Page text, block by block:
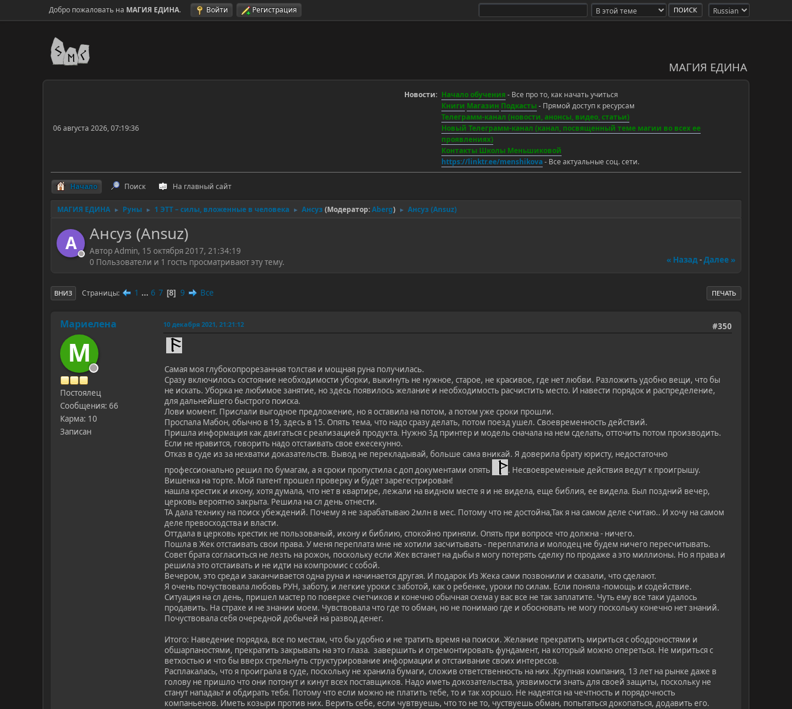
Добро пожаловать на МАГИЯ ЕДИНА. Войти Регистрация
МАГИЯ ЕДИНА
06 августа 2026, 07:19:36
Новости: Начало обучения - Все про то, как начать учиться
Книги Магазин Подкасты - Прямой доступ к ресурсам
Телеграмм-канал (новости, анонсы, видео, статьи)
Новый Телеграмм-канал (канал, посвященный теме магии во всех ее
проявлениях)
Контакты Школы Меньшиковой
https://linktr.ee/menshikova- Все актуальные соц. сети.
Начало Поиск На главный сайт
МАГИЯ ЕДИНА ► Руны ► 1 ЭТТ – силы, вложенные в человека ► Ансуз (Модератор:Aberg) ► Ансуз (Ansuz)
A Ансуз (Ansuz)
Автор Admin, 15 октября 2017, 21:34:19
« Назад-Далее »
0 Пользователи и 1 гость просматривают эту тему.
ПЕЧАТЬ
ВНИЗ Страницы 1 ... 6 7 8 9 Все
Мариелена
М
Постоялец
Сообщения: 66
Карма: 10
Записан
#350
10 декабря 2021, 21:21:12
Самая моя глубокопрорезанная толстая и мощная руна получилась.
Сразу включилось состояние необходимости уборки, выкинуть не нужное, старое, не красивое, где нет любви. Разложить удобно вещи, что бы
не искать. Уборка не любимое занятие, но здесь появилось желание и необходимость расчистить место. И навести порядок и распределение,
для дальнейшего быстрого поиска.
Лови момент. Прислали выгодное предложение, но я оставила на потом, а потом уже сроки прошли.
Проспала Мабон, обычно в 19, здесь в 15. Опять тема, что надо сразу делать, потом поезд ушел. Своевременность действий.
Пришла информация как двигаться с реализацией продукта. Нужно 3д принтер и модель сначала на нем сделать, отточить потом производить.
Если не нравится, говорить надо отстаивать свое ежесекунно.
Отказ в суде из за нехватки доказательств. Вывод не перекладывай, больше сама вникай. Я доверила брату юристу, недостаточно
профессионально решил по бумагам, а я сроки пропустила с доп документами опять
. Несвоевременные действия ведут к проигрышу.
Вишенка на торте. Мой патент прошел проверку и будет зарегестрирован!
нашла крестик и икону, хотя думала, что нет в квартире, лежали на видном месте я и не видела, еще библия, ее видела. Был поздний вечер,
церковь вероятно закрыта. Решила на сл день отнести.
ТА дала технику на поиск убеждений. Почему я не зарабатываю 2млн в мес. Потому что не достойна,Так я на самом деле считаю.. И хочу на самом
деле превосходства и власти.
Оттдала в церковь крестик не пользованый, икону и библию, спокойно приняли. Опять при вопросе что должна - ничего.
Пошла в Жек отстаивать свои права. У меня переплата мне не хотили засчитывать - переплатила и молодец не будем ничего пересчитывать.
Совет брата согласиться не лезть на рожон, поскольку если Жек встанет на дыбы я могу потерять сделку по продаже а это миллионы. Но я права и
решила это отстаивать и не идти на компромис с собой.
Вечером, это среда и заканчивается одна руна и начинается другая. И подарок Из Жека сами позвонили и сказали, что сделают.
Я очень почуствовала любовь РУН, заботу, и легкие уроки с заботой, как о ребенке, уроки по силам. Если поняла -помощь и содействие.
Ситуация на сл день, пришел мастер по поверке счетчиков и конечно обычная схема у вас все не так заплатите. Чуть ему все таки удалось
продавить. На страхе и не знании моем. Чувствовала что где то обман, но не понимаю где и обосновать не могу поскольку конечно нет знаний.
Почуствовала себя очередной добычей на развод денег.
Итого: Наведение порядка, все по местам, что бы удобно и не тратить время на поиски. Желание прекратить мириться с ободроностями и
обшарпаностями, прекратить закрывать на это глаза. завершить и отремонтировать фундамент, на который можно опереться. Не мириться с
ветхостью и что бы вверх стрельнуть структурирование информации и отстаивание своих интересов.
Расплакалась, что я проиграла в суде, поскольку не хранила бумаги, сложив ответственность на них .Крупная компания, 13 лет на рынке даже в
голову не пришло что они потонут и кинут всех поставщиков. Надо иметь докозательства, уязвимости знать для своей защиты, поскольку не
станут нападаьт и обдирать тебя. Потому что если можно не платить тебе, то и так хорошо. Не надеятся на чечтность и порядочность
компаньенов. Иметь козыри против них. Верить себе, если чувтвуешь, что то не то, чуствуешь обман, попытаться докопаться, додавить его.